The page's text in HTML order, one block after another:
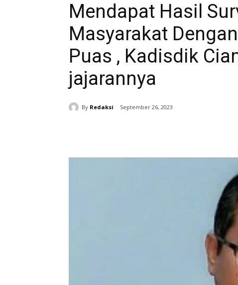
Mendapat Hasil
Masyarakat
Puas , Kadisdik
jajarannya
By Redaksi September 26, 2023